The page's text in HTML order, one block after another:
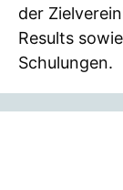
der
Results
Schulungen.